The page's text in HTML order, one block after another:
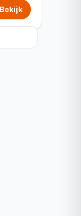
Bekijk